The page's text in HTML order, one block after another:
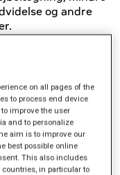
og andre
4.415 kg
on all pages of the
to process end device
improve the user
and to personalize
aim is to improve our
best possible online
This also includes
in particular to